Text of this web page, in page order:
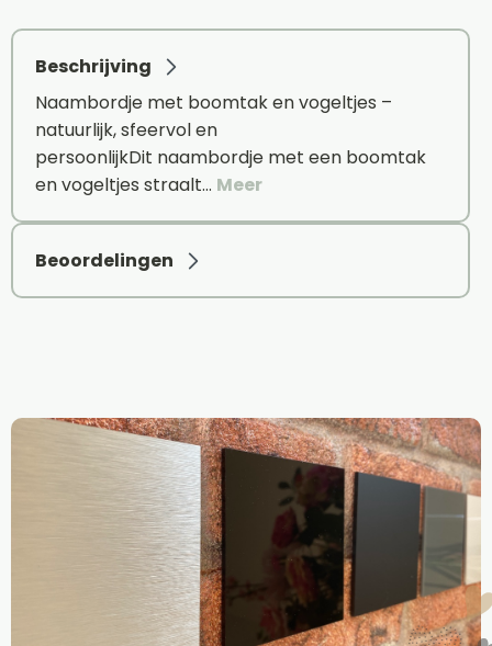
Beschrijving
Naambordje met boomtak en vogeltjes –
natuurlijk, sfeervol en
persoonlijkDit naambordje met een boomtak
en vogeltjes straalt… Meer
Beoordelingen